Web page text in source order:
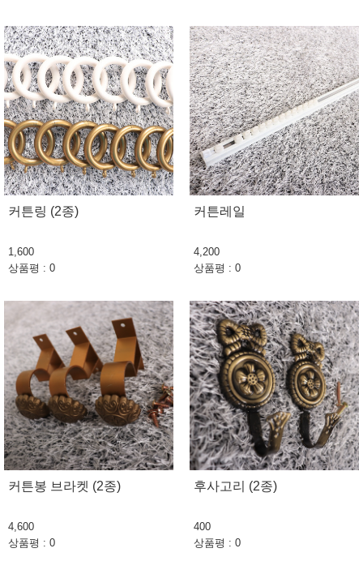
커튼링 (2종)
1,600
상품평 : 0
커튼레일
4,200
상품평 : 0
커튼봉 브라켓 (2종)
4,600
상품평 : 0
후사고리 (2종)
400
상품평 : 0